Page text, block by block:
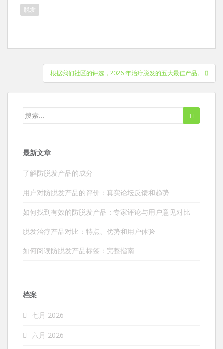
脱发
导
根据我们社区的评选，2026 年治疗脱发的五大最佳产品。
搜
最新文章
了解防脱发产品的成分
用户对防脱发产品的评价：真实论坛反馈和趋势
如何找到有效的防脱发产品：专家评论与用户意见对比
脱发治疗产品对比：特点、优势和用户体验
如何阅读防脱发产品标签：完整指南
档案
七月 2026
六月 2026